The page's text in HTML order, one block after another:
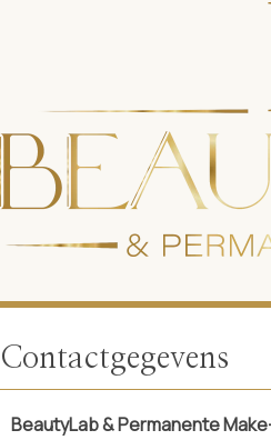
Contactgegevens
BeautyLab & Permanente